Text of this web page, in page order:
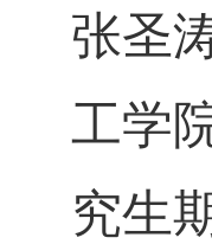
张圣
工学
究生